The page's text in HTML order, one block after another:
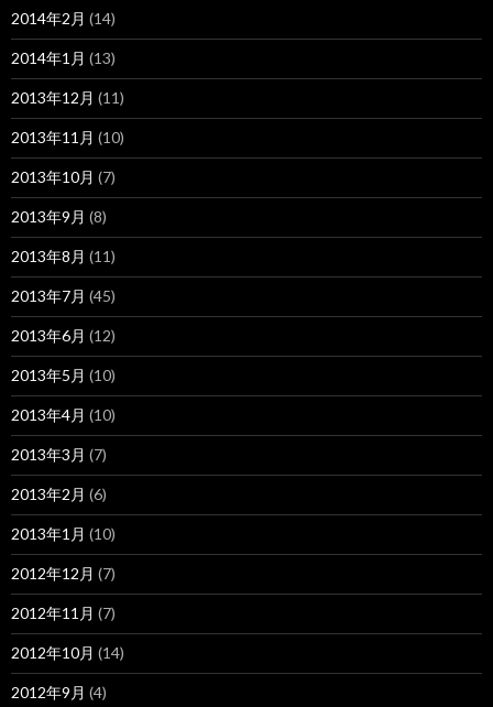
2014年2月 (14)
2014年1月 (13)
2013年12月 (11)
2013年11月 (10)
2013年10月 (7)
2013年9月 (8)
2013年8月 (11)
2013年7月 (45)
2013年6月 (12)
2013年5月 (10)
2013年4月 (10)
2013年3月 (7)
2013年2月 (6)
2013年1月 (10)
2012年12月 (7)
2012年11月 (7)
2012年10月 (14)
2012年9月 (4)